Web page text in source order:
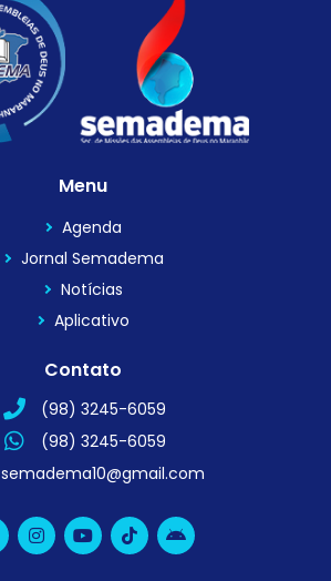
Menu
Agenda
Jornal Semadema
Notícias
Aplicativo
Contato
(98) 3245-6059
(98) 3245-6059
semadema10@gmail.com